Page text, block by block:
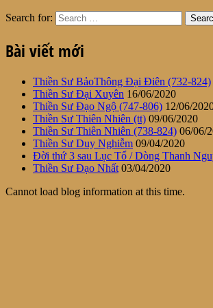
Search for:
Bài viết mới
Thiền Sư BảoThông Đại Điên (732-824)
Thiền Sư Đại Xuyên 16/06/2020
Thiền Sư Đạo Ngộ (747-806) 12/06/
Thiền Sư Thiên Nhiên (tt) 09/06/2020
Thiền Sư Thiên Nhiên (738-824) 06/06/
Thiền Sư Duy Nghiễm 09/04/2020
Đời thứ 3 sau Lục Tổ / Dòng Thanh
Thiền Sư Đạo Nhất 03/04/2020
Cannot load blog information at this time.